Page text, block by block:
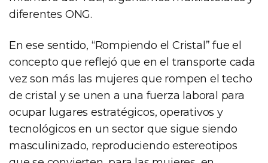
diferentes ONG.
En ese sentido, “Rompiendo el Cristal” fue el
concepto que reflejó que en el transporte cada
vez son más las mujeres que rompen el techo
de cristal y se unen a una fuerza laboral para
ocupar lugares estratégicos, operativos y
tecnológicos en un sector que sigue siendo
masculinizado, reproduciendo estereotipos